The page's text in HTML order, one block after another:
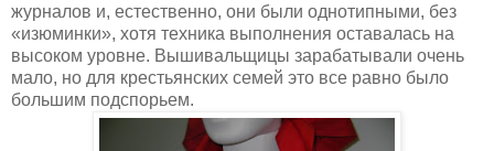
журналов и, естественно, они были однотипными, без
«изюминки», хотя техника выполнения оставалась на
высоком уровне. Вышивальщицы зарабатывали очень
мало, но для крестьянских семей это все равно было
большим подспорьем.